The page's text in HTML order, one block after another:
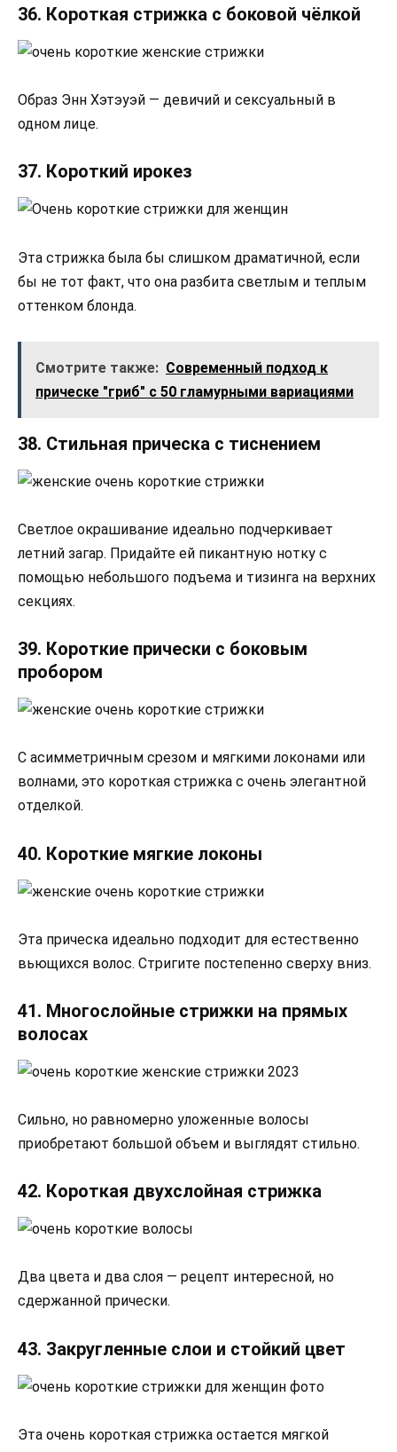
36. Короткая стрижка с боковой чёлкой
Образ Энн Хэтэуэй — девичий и сексуальный в
одном лице.
37. Короткий ирокез
Эта стрижка была бы слишком драматичной, если
бы не тот факт, что она разбита светлым и теплым
оттенком блонда.
Смотрите также: Современный подход к
прическе "гриб" с 50 гламурными вариациями
38. Стильная прическа с тиснением
Светлое окрашивание идеально подчеркивает
летний загар. Придайте ей пикантную нотку с
помощью небольшого подъема и тизинга на верхних
секциях.
39. Короткие прически с боковым
пробором
С асимметричным срезом и мягкими локонами или
волнами, это короткая стрижка с очень элегантной
отделкой.
40. Короткие мягкие локоны
Эта прическа идеально подходит для естественно
вьющихся волос. Стригите постепенно сверху вниз.
41. Многослойные стрижки на прямых
волосах
Сильно, но равномерно уложенные волосы
приобретают большой объем и выглядят стильно.
42. Короткая двухслойная стрижка
Два цвета и два слоя — рецепт интересной, но
сдержанной прически.
43. Закругленные слои и стойкий цвет
Эта очень короткая стрижка остается мягкой